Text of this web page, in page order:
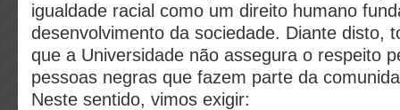
igualdade racial como um direito humano
desenvolvimento da sociedade. Diante disto,
que a Universidade não assegura o respeito
pessoas negras que fazem parte da
Neste sentido, vimos exigir: